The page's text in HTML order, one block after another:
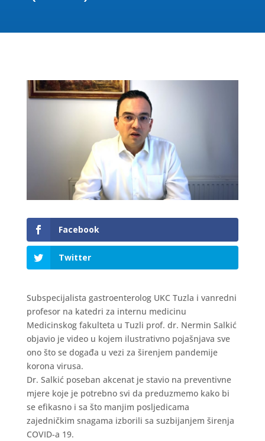
Facebook
Twitter
Subspecijalista gastroenterolog UKC Tuzla i vanredni
profesor na katedri za internu medicinu
Medicinskog fakulteta u Tuzli prof. dr. Nermin Salkić
objavio je video u kojem ilustrativno pojašnjava sve
ono što se događa u vezi za širenjem pandemije
korona virusa.
Dr. Salkić poseban akcenat je stavio na preventivne
mjere koje je potrebno svi da preduzmemo kako bi
se efikasno i sa što manjim posljedicama
zajedničkim snagama izborili sa suzbijanjem širenja
COVID-a 19.